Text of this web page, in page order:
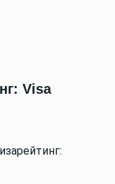
Visa